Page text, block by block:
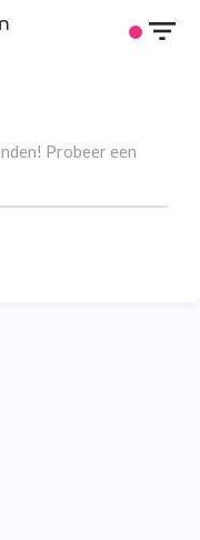
Probeer een